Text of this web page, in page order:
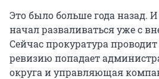
Это было больше года назад.
начал разваливаться уже с
Сейчас прокуратура
ревизию попадает
округа и управляющая